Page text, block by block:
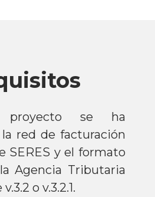
proyecto se ha
red de facturación
SERES y el formato
Agencia Tributaria
o v.3.2.1.